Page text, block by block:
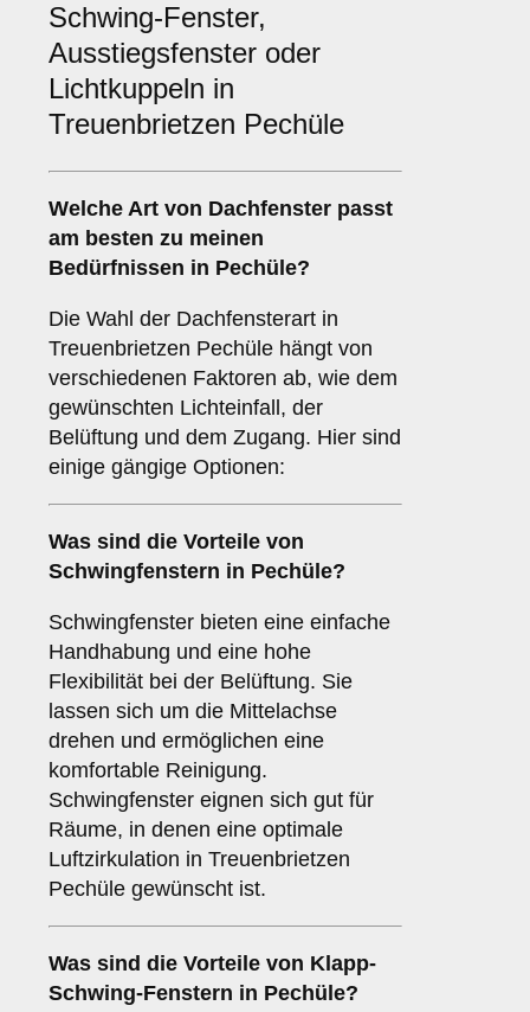
Schwing-Fenster,
Ausstiegsfenster oder
Lichtkuppeln in
Treuenbrietzen Pechüle
Welche Art von Dachfenster passt
am besten zu meinen
Bedürfnissen in Pechüle?
Die Wahl der Dachfensterart in
Treuenbrietzen Pechüle hängt von
verschiedenen Faktoren ab, wie dem
gewünschten Lichteinfall, der
Belüftung und dem Zugang. Hier sind
einige gängige Optionen:
Was sind die Vorteile von
Schwingfenstern in Pechüle?
Schwingfenster bieten eine einfache
Handhabung und eine hohe
Flexibilität bei der Belüftung. Sie
lassen sich um die Mittelachse
drehen und ermöglichen eine
komfortable Reinigung.
Schwingfenster eignen sich gut für
Räume, in denen eine optimale
Luftzirkulation in Treuenbrietzen
Pechüle gewünscht ist.
Was sind die Vorteile von Klapp-
Schwing-Fenstern in Pechüle?